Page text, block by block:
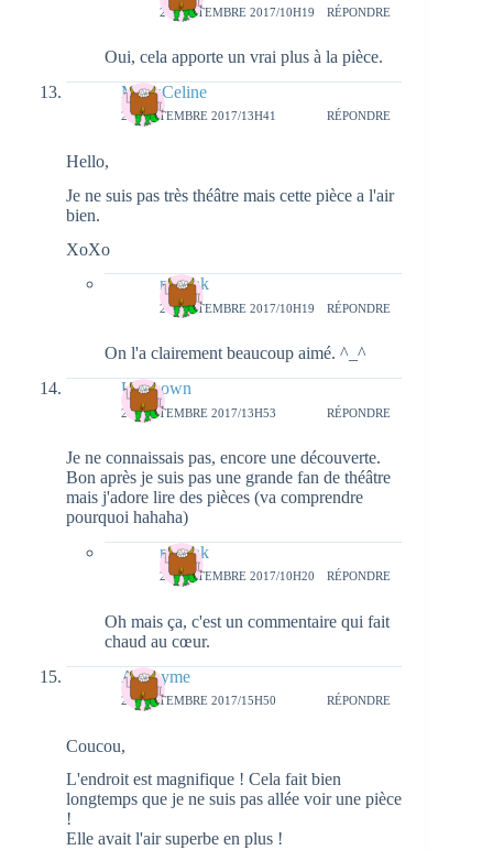
27 SEPTEMBRE 2017/10H19 RÉPONDRE
Oui, cela apporte un vrai plus à la pièce.
MllexCeline
25 SEPTEMBRE 2017/13H41 RÉPONDRE
Hello,
Je ne suis pas très théâtre mais cette pièce a l'air
bien.
XoXo
natieak
27 SEPTEMBRE 2017/10H19 RÉPONDRE
On l'a clairement beaucoup aimé. ^_^
Unknown
25 SEPTEMBRE 2017/13H53 RÉPONDRE
Je ne connaissais pas, encore une découverte.
Bon après je suis pas une grande fan de théâtre
mais j'adore lire des pièces (va comprendre
pourquoi hahaha)
natieak
27 SEPTEMBRE 2017/10H20 RÉPONDRE
Oh mais ça, c'est un commentaire qui fait
chaud au cœur.
Anonyme
25 SEPTEMBRE 2017/15H50 RÉPONDRE
Coucou,
L'endroit est magnifique ! Cela fait bien
longtemps que je ne suis pas allée voir une pièce
!
Elle avait l'air superbe en plus !